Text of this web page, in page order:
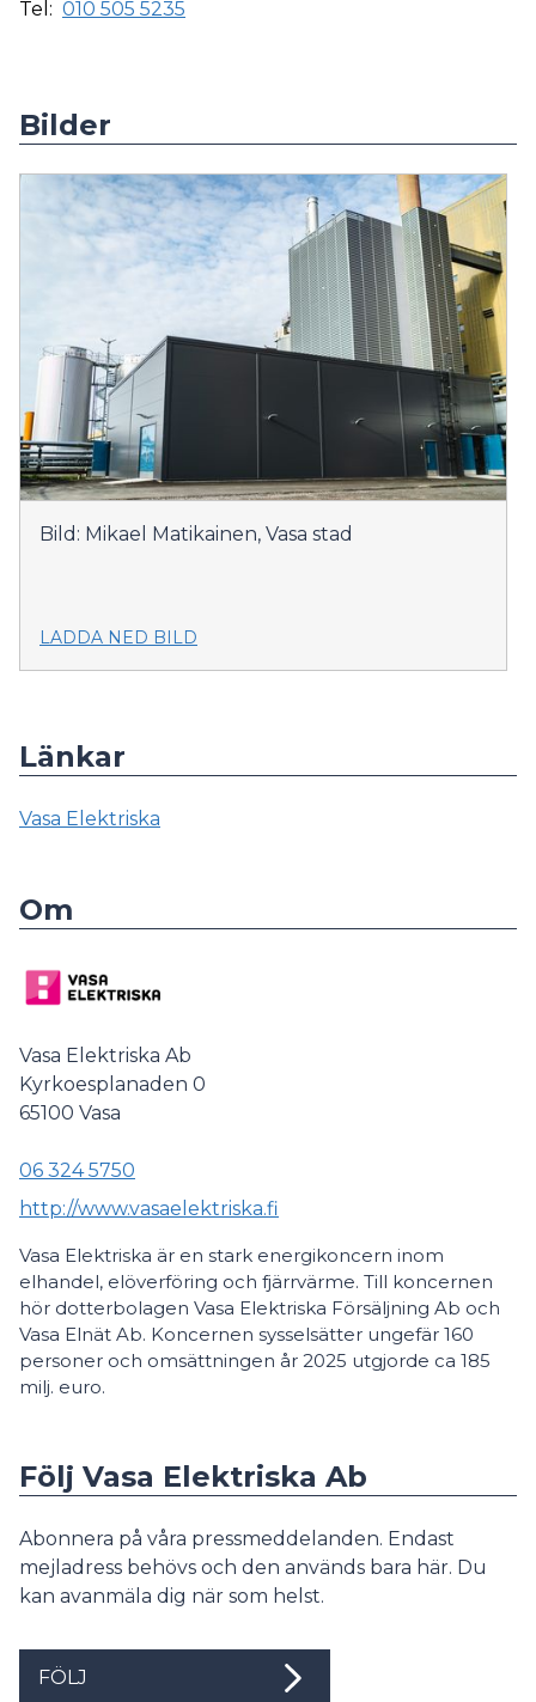
Tel: 010 505 5235
Bilder
Bild: Mikael Matikainen, Vasa stad
LADDA NED BILD
Länkar
Vasa Elektriska
Om
Vasa Elektriska Ab
Kyrkoesplanaden 0
65100 Vasa
06 324 5750
http://www.vasaelektriska.fi
Vasa Elektriska är en stark energikoncern inom
elhandel, elöverföring och fjärrvärme. Till koncernen
hör dotterbolagen Vasa Elektriska Försäljning Ab och
Vasa Elnät Ab. Koncernen sysselsätter ungefär 160
personer och omsättningen år 2025 utgjorde ca 185
milj. euro.
Följ Vasa Elektriska Ab
Abonnera på våra pressmeddelanden. Endast
mejladress behövs och den används bara här. Du
kan avanmäla dig när som helst.
FÖLJ